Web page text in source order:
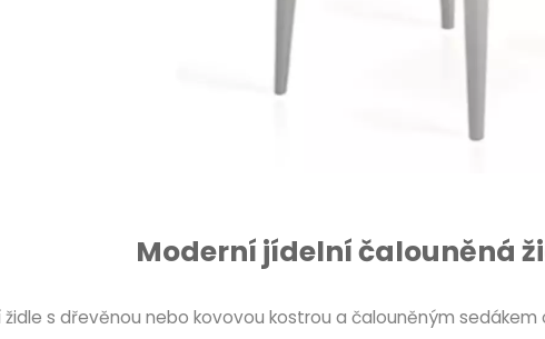
Moderní jídelní čalouněná
židle s dřevěnou nebo kovovou kostrou a čalouněným